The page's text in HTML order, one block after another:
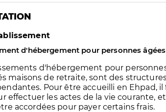
d'hébergement pour personnes
d'hébergement pour
maisons de retraite, sont des
Pour être accueilli en Ehpad,
effectuer les actes de la vie courante,
accordées pour payer certains frais.